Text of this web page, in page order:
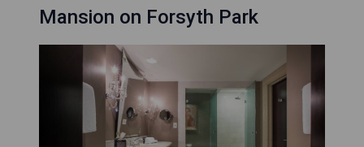
Mansion on Forsyth Park